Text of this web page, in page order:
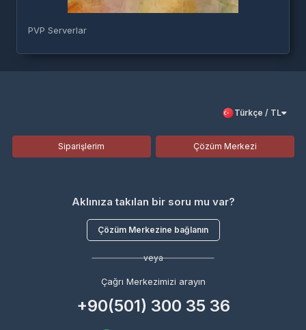
PVP Serverlar
Türkçe / TL
Siparişlerim Çözüm Merkezi
Aklınıza takılan bir soru mu var?
Çözüm Merkezine bağlanın
veya
Çağrı Merkezimizi arayın
+90(501) 300 35 36